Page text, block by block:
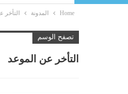
Home المدونة التأخر
تصفح الوسم
التأخر عن الموعد